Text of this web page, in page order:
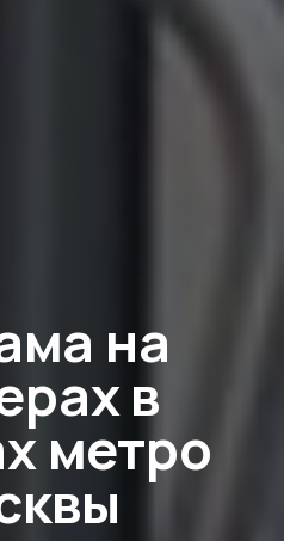
на
в
метро